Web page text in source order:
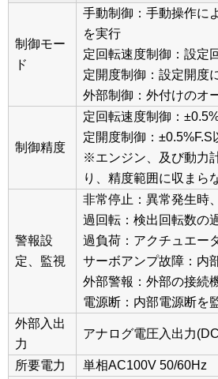
制御モー
ド
手動制御：手動操作に
を実行
定回転速度制御：設定
定開度制御：設定開度
外部制御：外付けのオ
制御精度
定回転速度制御：
定開度制御：±0.5%F.S
※エンジン、及び動力
り、精度範囲に収まら
警報設
定、監視
非常停止：異常発生時
過回転：検出回転数の
過負荷：アクチュエー
サーボアンプ故障：内
外部警報：外部の接続
電源断：内部電源断を
外部入出
力
アナログ電圧入出力
所要電力
単相AC100V 50/60Hz